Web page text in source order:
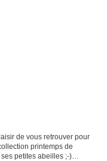
de vous retrouver pour
printemps de
petites abeilles ;-)